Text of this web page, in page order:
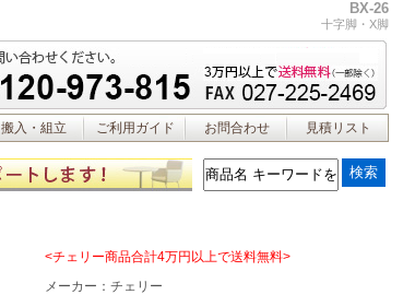
BX-26
十字脚・X脚
搬入・組立 ご利用ガイド お問合わせ 見積リスト
<チェリー商品合計4万円以上で送料無料>
メーカー： チェリー